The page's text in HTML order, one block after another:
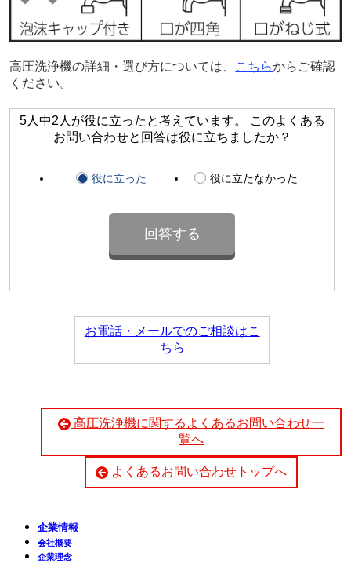
高圧洗浄機の詳細・選び方については、 こちらからご確認
ください。
5人中2人が役に立ったと考えています。 このよくある
お問い合わせと回答は役に立ちましたか？
役に立った 役に立たなかった
お電話・メールでのご相談はこ
ちら
高圧洗浄機に関するよくあるお問い合わせ一
覧へ
よくあるお問い合わせトップへ
企業情報
会社概要
企業理念